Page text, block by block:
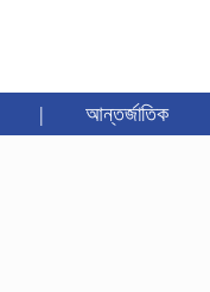
| আন্তর্জাতিক